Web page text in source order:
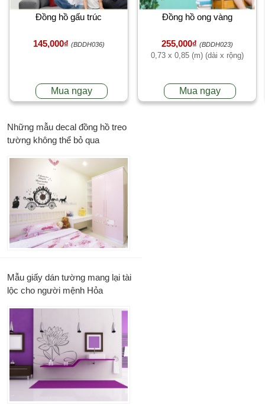
Đồng hồ gấu trúc
145,000₫ (BDDH036)
Mua ngay
Đồng hồ ong vàng
255,000₫ (BDDH023)
0,73 x 0,85 (m) (dài x rộng)
Mua ngay
Những mẫu decal đồng hồ treo
tường không thể bỏ qua
Mẫu giấy dán tường mang lại tài
lộc cho người mệnh Hỏa